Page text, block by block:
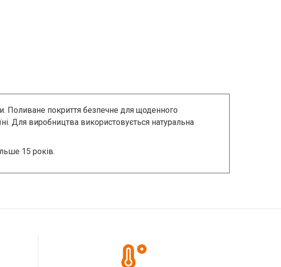
Поливане покриття безпечне для щоденного
Для виробництва використовується натуральна
15 років.